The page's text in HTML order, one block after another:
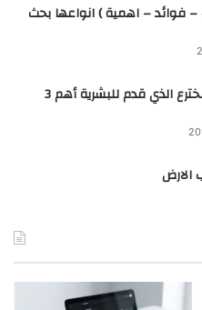
– فوائد – اهمية ) انواعها بحث
نيكولا تسلا المخترع الذي قدم للبشرية أهم 3
الارض